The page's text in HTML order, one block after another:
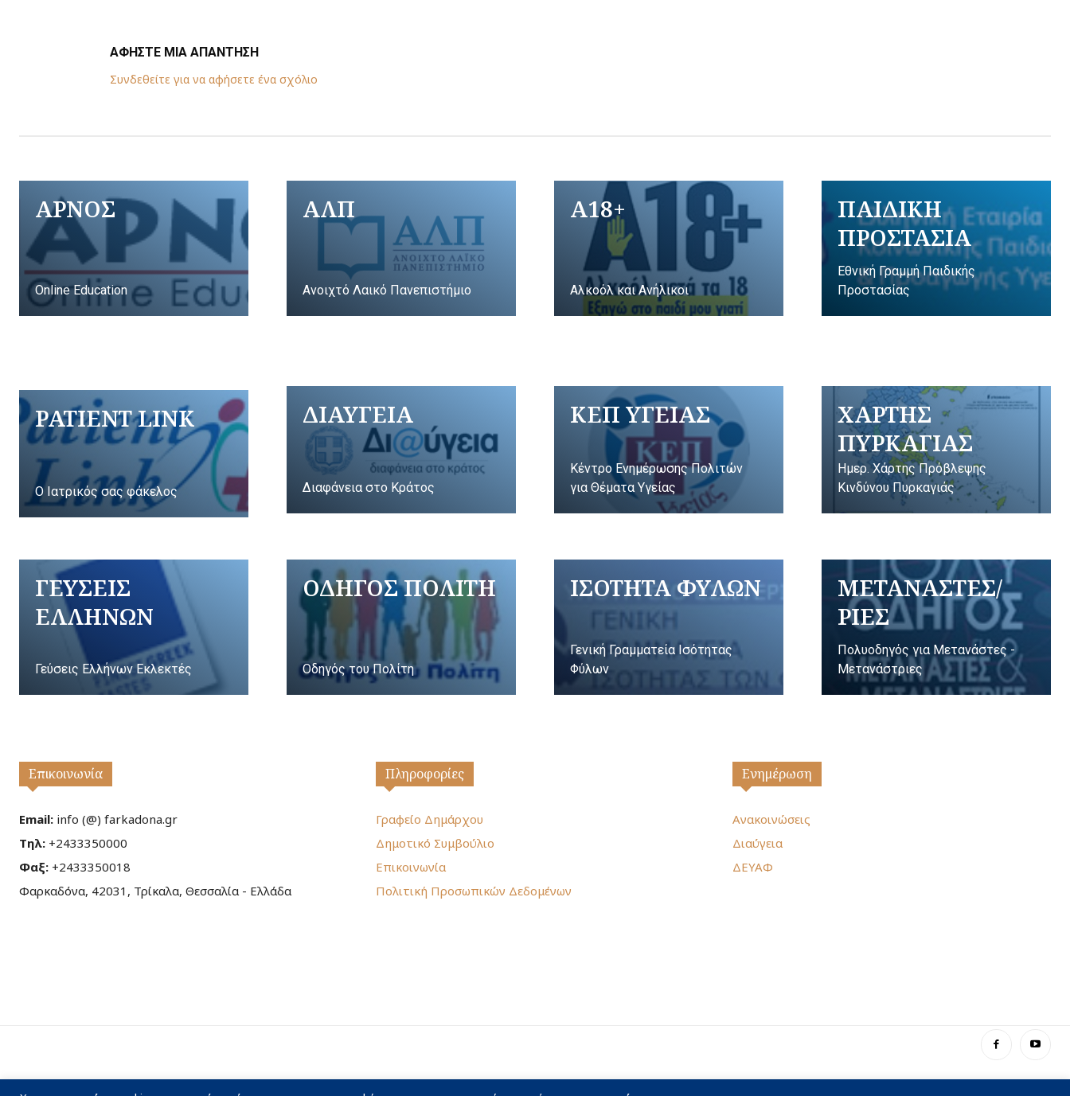
ΑΦΗΣΤΕ ΜΙΑ ΑΠΑΝΤΗΣΗ
Συνδεθείτε για να αφήσετε ένα σχόλιο
ΑΡΝΟΣ
Online Education
ΑΛΠ
Ανοιχτό Λαικό Πανεπιστήμιο
A18+
Αλκοόλ και Ανήλικοι
ΠΑΙΔΙΚΗ
ΠΡΟΣΤΑΣΙΑ
Εθνική Γραμμή Παιδικής
Προστασίας
PATIENT LINK
Ο Ιατρικός σας φάκελος
ΔΙΑΥΓΕΙΑ
Διαφάνεια στο Κράτος
ΚΕΠ ΥΓΕΙΑΣ
Κέντρο Ενημέρωσης Πολιτών
για Θέματα Υγείας
ΧΑΡΤΗΣ
ΠΥΡΚΑΓΙΑΣ
Ημερ. Χάρτης Πρόβλεψης
Κινδύνου Πυρκαγιάς
ΓΕΥΣΕΙΣ
ΕΛΛΗΝΩΝ
Γεύσεις Ελλήνων Εκλεκτές
ΟΔΗΓΟΣ ΠΟΛΙΤΗ
Οδηγός του Πολίτη
ΙΣΟΤΗΤΑ ΦΥΛΩΝ
Γενική Γραμματεία Ισότητας
Φύλων
ΜΕΤΑΝΑΣΤΕΣ/
ΡΙΕΣ
Πολυοδηγός για Μετανάστες -
Μετανάστριες
Επικοινωνία
Email: info (@) farkadona.gr
Τηλ: +2433350000
Φαξ: +2433350018
Φαρκαδόνα, 42031, Τρίκαλα, Θεσσαλία - Ελλάδα
Πληροφορίες
Γραφείο Δημάρχου
Δημοτικό Συμβούλιο
Επικοινωνία
Πολιτική Προσωπικών Δεδομένων
Ενημέρωση
Ανακοινώσεις
Διαύγεια
ΔΕΥΑΦ